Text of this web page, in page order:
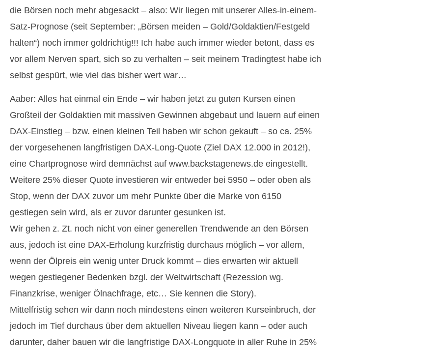
die Börsen noch mehr abgesackt – also: Wir liegen mit unserer Alles-in-einem-
Satz-Prognose (seit September: „Börsen meiden – Gold/Goldaktien/Festgeld
halten“) noch immer goldrichtig!!! Ich habe auch immer wieder betont, dass es
vor allem Nerven spart, sich so zu verhalten – seit meinem Tradingtest habe ich
selbst gespürt, wie viel das bisher wert war…
Aaber: Alles hat einmal ein Ende – wir haben jetzt zu guten Kursen einen
Großteil der Goldaktien mit massiven Gewinnen abgebaut und lauern auf einen
DAX-Einstieg – bzw. einen kleinen Teil haben wir schon gekauft – so ca. 25%
der vorgesehenen langfristigen DAX-Long-Quote (Ziel DAX 12.000 in 2012!),
eine Chartprognose wird demnächst auf www.backstagenews.de eingestellt.
Weitere 25% dieser Quote investieren wir entweder bei 5950 – oder oben als
Stop, wenn der DAX zuvor um mehr Punkte über die Marke von 6150
gestiegen sein wird, als er zuvor darunter gesunken ist.
Wir gehen z. Zt. noch nicht von einer generellen Trendwende an den Börsen
aus, jedoch ist eine DAX-Erholung kurzfristig durchaus möglich – vor allem,
wenn der Ölpreis ein wenig unter Druck kommt – dies erwarten wir aktuell
wegen gestiegener Bedenken bzgl. der Weltwirtschaft (Rezession wg.
Finanzkrise, weniger Ölnachfrage, etc… Sie kennen die Story).
Mittelfristig sehen wir dann noch mindestens einen weiteren Kurseinbruch, der
jedoch im Tief durchaus über dem aktuellen Niveau liegen kann – oder auch
darunter, daher bauen wir die langfristige DAX-Longquote in aller Ruhe in 25%